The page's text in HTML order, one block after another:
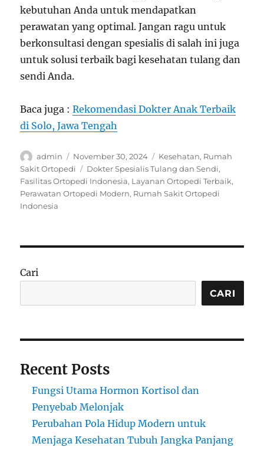
kebutuhan Anda untuk mendapatkan
perawatan yang optimal. Jangan ragu untuk
berkonsultasi dengan spesialis di salah ini juga
untuk solusi terbaik bagi kesehatan tulang dan
sendi Anda.
Baca juga :Rekomendasi Dokter Anak Terbaik
di Solo, Jawa Tengah
Author
admin
Posted
on
November 30, 2024 Categories
Kesehatan, Rumah
Sakit Ortopedi
Tags
Dokter Spesialis Tulang dan Sendi,
Fasilitas Ortopedi Indonesia, Layanan Ortopedi Terbaik,
Perawatan Ortopedi Modern, Rumah Sakit Ortopedi
Indonesia
Cari
CARI
Recent Posts
Fungsi Utama Hormon Kortisol dan
Penyebab Melonjak
Perubahan Pola Hidup Modern untuk
Menjaga Kesehatan Tubuh Jangka Panjang